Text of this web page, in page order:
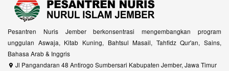
Pesantren Nuris Jember berkonsentrasi mengembangkan program
unggulan Aswaja, Kitab Kuning, Bahtsul Masail, Tahfidz Qur'an, Sains,
Bahasa Arab & Inggris
Jl Pangandaran 48 Antirogo Sumbersari Kabupaten Jember, Jawa Timur